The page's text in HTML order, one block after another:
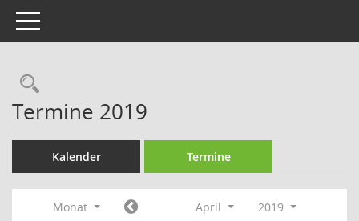
Toggle navigation
Rechercheauswahl
Termine 2019
Kalender Termine
Monat April
2019